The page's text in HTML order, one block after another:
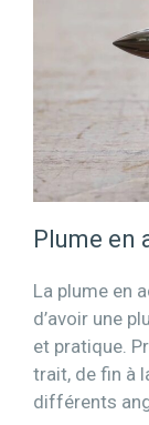
Plume en
La plume en
d’avoir une
et pratique.
trait, de fin à
différents